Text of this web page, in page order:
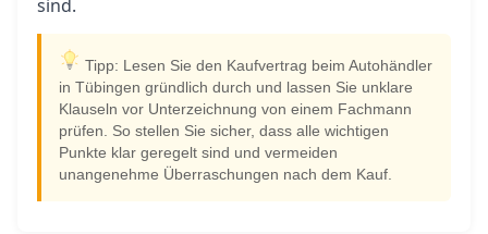
sind.
Tipp: Lesen Sie den Kaufvertrag beim Autohändler
in Tübingen gründlich durch und lassen Sie unklare
Klauseln vor Unterzeichnung von einem Fachmann
prüfen. So stellen Sie sicher, dass alle wichtigen
Punkte klar geregelt sind und vermeiden
unangenehme Überraschungen nach dem Kauf.